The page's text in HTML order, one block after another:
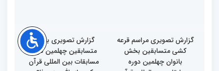
گزارش تصویری مراسم قرعه
کشی متسابقین بخش
بانوان چهلمین دوره
گزارش تصویری بازدید
متسابقین چهلمین دوره
مسابقات بین المللی قرآن